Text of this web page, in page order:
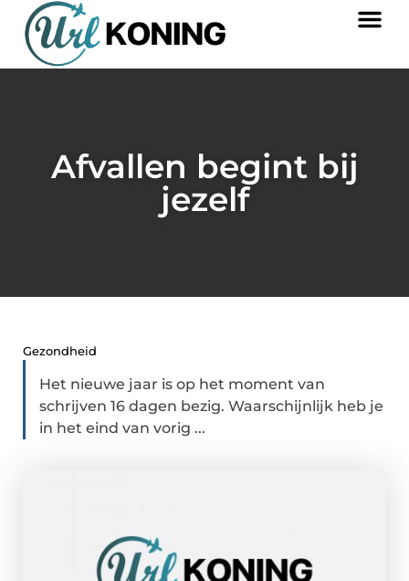
Afvallen begint bij
jezelf
Gezondheid
Het nieuwe jaar is op het moment van
schrijven 16 dagen bezig. Waarschijnlijk heb je
in het eind van vorig ...